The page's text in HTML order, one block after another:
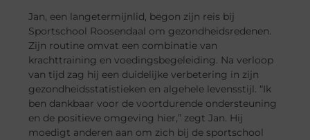
Jan, een langetermijnlid, begon zijn reis bij
Sportschool Roosendaal om gezondheidsredenen.
Zijn routine omvat een combinatie van
krachttraining en voedingsbegeleiding. Na verloop
van tijd zag hij een duidelijke verbetering in zijn
gezondheidsstatistieken en algehele levensstijl. “Ik
ben dankbaar voor de voortdurende ondersteuning
en de positieve omgeving hier,” zegt Jan. Hij
moedigt anderen aan om zich bij de sportschool